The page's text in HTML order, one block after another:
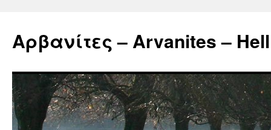
περιεχόμενο
Αρβανίτες – Arvanites –